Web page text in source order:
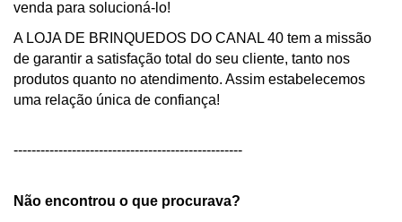
venda para solucioná-lo!
A LOJA DE BRINQUEDOS DO CANAL 40 tem a missão
de garantir a satisfação total do seu cliente, tanto nos
produtos quanto no atendimento. Assim estabelecemos
uma relação única de confiança!
---------------------------------------------------
Não encontrou o que procurava?